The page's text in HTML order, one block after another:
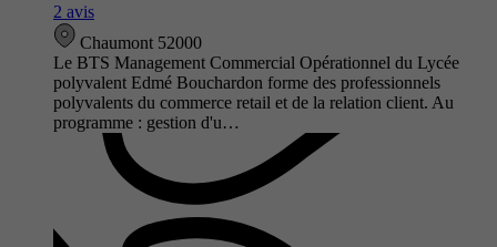
2 avis
Chaumont 52000
Le BTS Management Commercial Opérationnel du Lycée
polyvalent Edmé Bouchardon forme des professionnels
polyvalents du commerce retail et de la relation client. Au
programme : gestion d'u…